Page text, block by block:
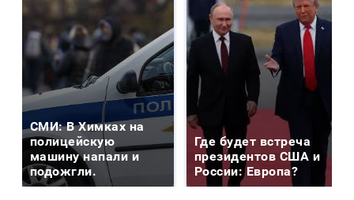
СМИ: В Химках на
полицейскую
машину напали и
подожгли.
Где будет встреча
президентов США и
России: Европа?